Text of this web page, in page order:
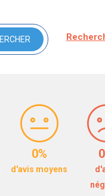
0%
d'avis moyens